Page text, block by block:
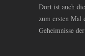
Dort ist auch
zum ersten Mal
Geheimnisse